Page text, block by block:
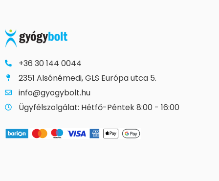
+36 30 144 0044
2351 Alsónémedi, GLS Európa utca 5.
info@gyogybolt.hu
Ügyfélszolgálat: Hétfő-Péntek 8:00 - 16:00